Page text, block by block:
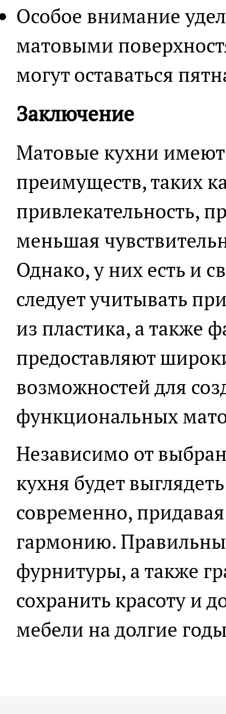
Особое внимание
матовыми
могут оставаться
Заключение
Матовые кухни
преимуществ, таких
привлекательность,
меньшая
Однако, у них есть и
следует учитывать
из пластика, а
предоставляют
возможностей для
функциональных
Независимо от
кухня будет
современно,
гармонию.
фурнитуры, а также
сохранить красоту и
мебели на долгие